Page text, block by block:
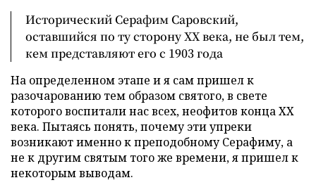
Исторический Серафим Саровский,
оставшийся по ту сторону ХХ века, не был тем,
кем представляют его с 1903 года
На определенном этапе и я сам пришел к
разочарованию тем образом святого, в свете
которого воспитали нас всех, неофитов конца ХХ
века. Пытаясь понять, почему эти упреки
возникают именно к преподобному Серафиму, а
не к другим святым того же времени, я пришел к
некоторым выводам.